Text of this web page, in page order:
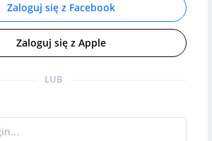
Zaloguj się z Facebook
Zaloguj się z Apple
LUB